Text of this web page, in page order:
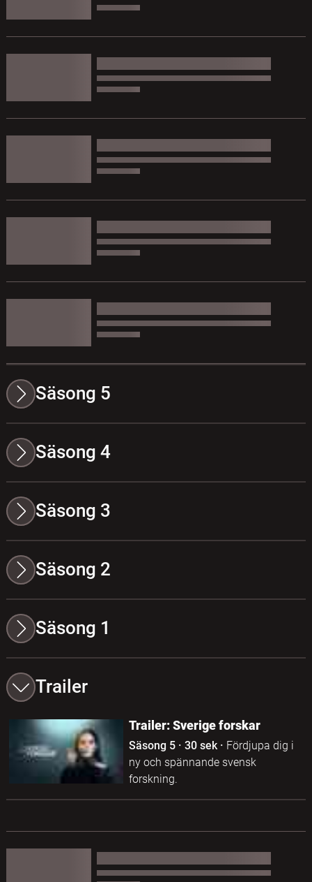
Säsong 5
Säsong 4
Säsong 3
Säsong 2
Säsong 1
Trailer
Trailer: Sverige forskar
Säsong 5· 30 sek· Fördjupa dig i
ny och spännande svensk
forskning.